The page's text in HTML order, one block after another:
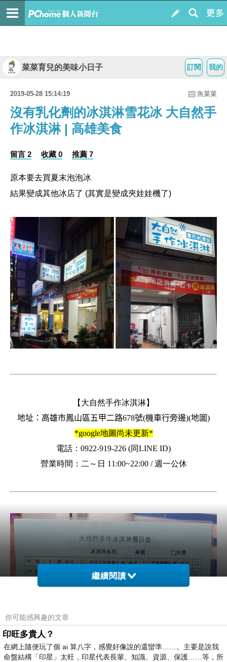
我的
訂閱
菜菜育兒的美味小日子
2019-05-28 15:14:19 魚菜菜
沒有乳化劑的冰淇淋雪花冰 大自然手
作冰淇淋 | 高雄美食
留言 2 收藏 0 推薦 7
原本要去買夏末泡泡冰
結果變成其他冰店了 (其實是變成夾娃娃機了)
【大自然手作冰淇淋】
地址：高雄市鳳山區五甲二路678號(機車行旁邊)(地圖)
*google地圖尚未更新*
電話：0922-919-226 (同LINE ID)
營業時間：二～日 11:00~22:00 / 週一公休
繼續閱讀
你可能感興趣的文章
印旺多貴人？
在網上隨便玩了個 ai 算八字，感覺好像說的還蠻準……。主要是說我
命盤結構「印星」太旺，印星代表長輩、知識、資源、保護……等，所